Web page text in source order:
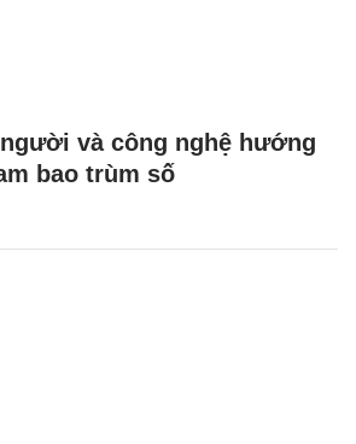
và công nghệ hướng
bao trùm số